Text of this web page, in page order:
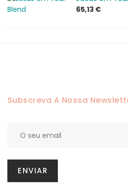
65,13 €
Subscreva A Nossa